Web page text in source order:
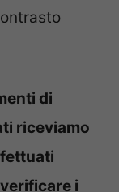
di
riceviamo
i